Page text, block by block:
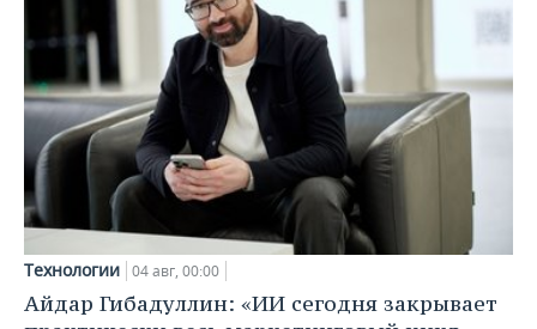
Технологии 04 авг, 00:00
Айдар Гибадуллин: «ИИ сегодня закрывает